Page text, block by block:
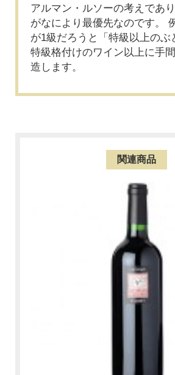
アルマン・ルソーの考えであ
がなにより最優先なのです。
が1級だろうと「特級以上のぶ
特級格付けのワイン以上に手
造します。
関連商品